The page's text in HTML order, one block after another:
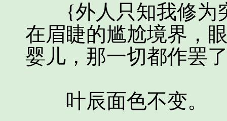
{外人只知我修为突
在眉睫的尴尬境界，
婴儿，那一切都作罢
叶辰面色不变。